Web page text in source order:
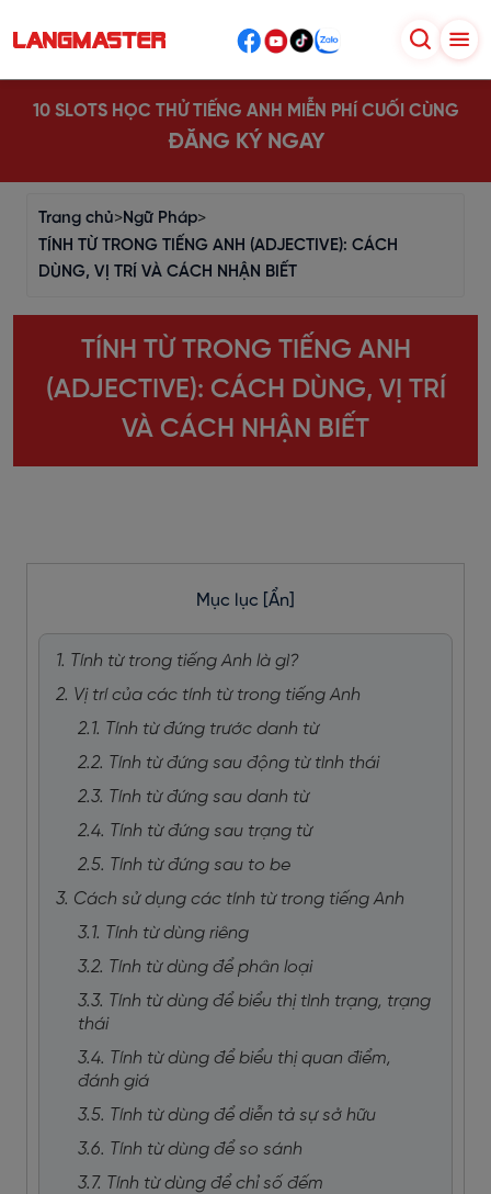
10 SLOTS HỌC THỬ TIẾNG ANH MIỄN PHÍ CUỐI CÙNG
ĐĂNG KÝ NGAY
Trang chủ>Ngữ Pháp>
TÍNH TỪ TRONG TIẾNG ANH (ADJECTIVE): CÁCH
DÙNG, VỊ TRÍ VÀ CÁCH NHẬN BIẾT
TÍNH TỪ TRONG TIẾNG ANH
(ADJECTIVE): CÁCH DÙNG, VỊ TRÍ
VÀ CÁCH NHẬN BIẾT
Mục lục [Ẩn]
1. Tính từ trong tiếng Anh là gì?
2. Vị trí của các tính từ trong tiếng Anh
2.1. Tính từ đứng trước danh từ
2.2. Tính từ đứng sau động từ tình thái
2.3. Tính từ đứng sau danh từ
2.4. Tính từ đứng sau trạng từ
2.5. Tính từ đứng sau to be
3. Cách sử dụng các tính từ trong tiếng Anh
3.1. Tính từ dùng riêng
3.2. Tính từ dùng để phân loại
3.3. Tính từ dùng để biểu thị tình trạng, trạng
thái
3.4. Tính từ dùng để biểu thị quan điểm,
đánh giá
3.5. Tính từ dùng để diễn tả sự sở hữu
3.6. Tính từ dùng để so sánh
3.7. Tính từ dùng để chỉ số đếm